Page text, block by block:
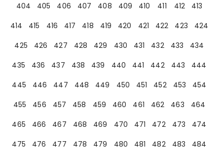
404
405 406 407 408 409 410 411 412
413
414
415 416 417 418 419 420 421 422 423
424
425
426 427 428 429 430 431 432 433
434
435
436 437 438 439 440 441 442 443
444
445
446 447 448 449 450 451 452 453
454
455
456 457 458 459 460 461 462 463
464
465
466 467 468 469 470 471 472 473
474
475
476 477 478 479 480 481 482 483
484